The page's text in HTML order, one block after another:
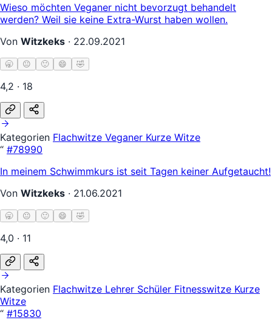
Wieso möchten Veganer nicht bevorzugt behandelt
werden? Weil sie keine Extra-Wurst haben wollen.
Von Witzkeks · 22.09.2021
🥱 😐 🙂 😄 🤣
4,2 · 18
Kategorien Flachwitze Veganer Kurze Witze
“ #78990
In meinem Schwimmkurs ist seit Tagen keiner Aufgetaucht!
Von Witzkeks · 21.06.2021
🥱 😐 🙂 😄 🤣
4,0 · 11
Kategorien Flachwitze Lehrer Schüler Fitnesswitze Kurze
Witze
“ #15830